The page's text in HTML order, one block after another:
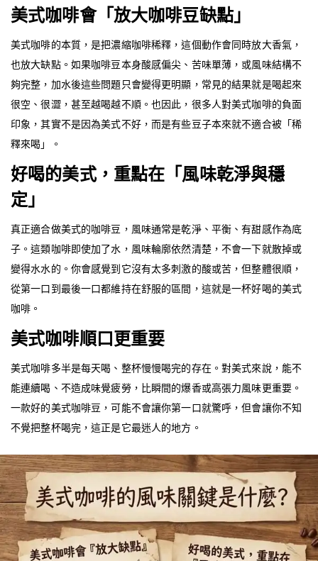
美式咖啡會「放大咖啡豆缺點」
美式咖啡的本質，是把濃縮咖啡稀釋，這個動作會同時放大香氣，
也放大缺點。如果咖啡豆本身酸感偏尖、苦味單薄，或風味結構不
夠完整，加水後這些問題只會變得更明顯，常見的結果就是喝起來
很空、很澀，甚至越喝越不順。也因此，很多人對美式咖啡的負面
印象，其實不是因為美式不好，而是有些豆子本來就不適合被「稀
釋來喝」。
好喝的美式，重點在「風味乾淨與穩
定」
真正適合做美式的咖啡豆，風味通常是乾淨、平衡、有甜感作為底
子。這類咖啡即使加了水，風味輪廓依然清楚，不會一下就散掉或
變得水水的。你會感覺到它沒有太多刺激的酸或苦，但整體很順，
從第一口到最後一口都維持在舒服的區間，這就是一杯好喝的美式
咖啡。
美式咖啡順口更重要
美式咖啡多半是每天喝、整杯慢慢喝完的存在。對美式來說，能不
能連續喝、不造成味覺疲勞，比瞬間的爆香或高張力風味更重要。
一款好的美式咖啡豆，可能不會讓你第一口就驚呼，但會讓你不知
不覺把整杯喝完，這正是它最迷人的地方。